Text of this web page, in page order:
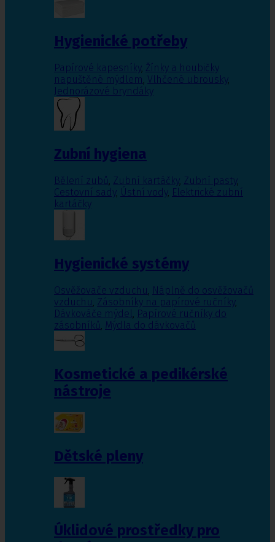
Hygienické potřeby
Papírové kapesníky, Žínky a houbičky
napuštěné mýdlem, Vlhčené ubrousky,
Jednorázové bryndáky
Zubní hygiena
Bělení zubů, Zubní kartáčky, Zubní pasty,
Cestovní sady, Ústní vody, Elektrické zubní
kartáčky
Hygienické systémy
Osvěžovače vzduchu, Náplně do osvěžovačů
vzduchu, Zásobníky na papírové ručníky,
Dávkováče mýdel, Papírové ručníky do
zásobníků, Mýdla do dávkovačů
Kosmetické a pedikérské
nástroje
Dětské pleny
Úklidové prostředky pro